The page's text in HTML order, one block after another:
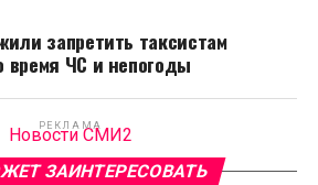
запретить таксистам
ЧС и непогоды
РЕКЛАМА
Новости СМИ2
ЗАИНТЕРЕСОВАТЬ